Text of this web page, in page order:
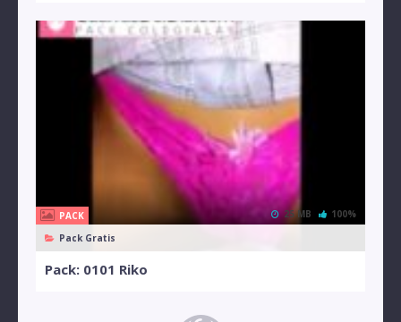
PACK
Pack Gratis
25 MB 100%
Pack: 0101 Riko